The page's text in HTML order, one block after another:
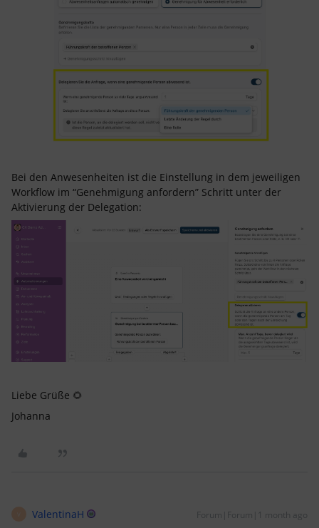
Bei den Anwesenheiten ist die Einstellung in dem jeweiligen
Workflow im “Genehmigung anfordern” Schritt unter der
Aktivierung der Delegation:
Liebe Grüße 🌻
Johanna
ValentinaH Forum|Forum|1 month ago